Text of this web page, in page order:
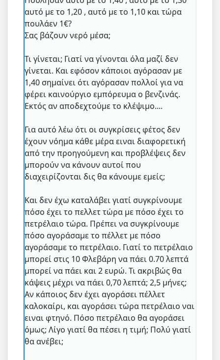
αυτό με το 1,20 , αυτό με το 1,10 και τώρα
πουλάεν 1€?
Σας βάζουν νερό μέσα;
Τι γίνεται; Γιατί να γίνονται όλα μαζί δεν
γίνεται. Και εφόσον κάποιοι αγόρασαν με
1,40 σημαίνει ότι αγόρασαν πολλοί για να
φέρει καινούργιο εμπόρευμα ο βενζινάς.
Εκτός αν αποδεχτούμε το κλέψιμο....
Για αυτό λέω ότι οι συγκρίσεις φέτος δεν
έχουν νόημα κάθε μέρα ειναι διαφορετική
από την προηγούμενη και προβλέψεις δεν
μπορούν να κάνουν αυτοί που
διαχειρίζονται δις θα κάνουμε εμείς;
Και δεν έχω καταλάβει γιατί συγκρίνουμε
πόσο έχει το πελλετ τώρα με πόσο έχει το
πετρέλαιο τώρα. Πρέπει να συγκρίνουμε
πόσο αγοράσαμε το πέλλετ με πόσο
αγοράσαμε το πετρέλαιο. Γιατί το πετρέλαιο
μπορεί στις 10 Φλεβάρη να πάει 0.70 λεπτά
μπορεί να πάει και 2 ευρώ. Τι ακριβώς θα
κάψεις μέχρι να πάει 0,70 λεπτά; 2,5 μήνες;
Αν κάποιος δεν έχει αγοράσει πέλλετ
καλοκαίρι, και αγοράσει τώρα πετρέλαιο ναι
ειναι φτηνό. Πόσο πετρέλαιο θα αγοράσει
όμως; Λίγο γιατί θα πέσει η τιμή; Πολύ γιατί
θα ανέβει;